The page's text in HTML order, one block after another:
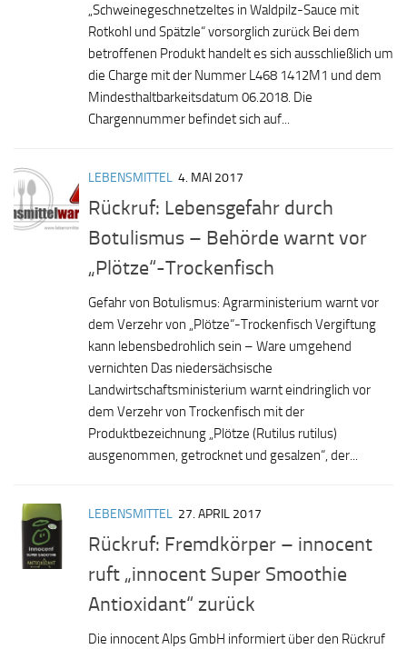
„Schweinegeschnetzeltes in Waldpilz-Sauce mit
Rotkohl und Spätzle“ vorsorglich zurück Bei dem
betroffenen Produkt handelt es sich ausschließlich um
die Charge mit der Nummer L468 1412M1 und dem
Mindesthaltbarkeitsdatum 06.2018. Die
Chargennummer befindet sich auf...
LEBENSMITTEL 4. MAI 2017
Rückruf: Lebensgefahr durch
Botulismus – Behörde warnt vor
„Plötze“-Trockenfisch
Gefahr von Botulismus: Agrarministerium warnt vor
dem Verzehr von „Plötze“-Trockenfisch Vergiftung
kann lebensbedrohlich sein – Ware umgehend
vernichten Das niedersächsische
Landwirtschaftsministerium warnt eindringlich vor
dem Verzehr von Trockenfisch mit der
Produktbezeichnung „Plötze (Rutilus rutilus)
ausgenommen, getrocknet und gesalzen“, der...
LEBENSMITTEL 27. APRIL 2017
Rückruf: Fremdkörper – innocent
ruft „innocent Super Smoothie
Antioxidant“ zurück
Die innocent Alps GmbH informiert über den Rückruf